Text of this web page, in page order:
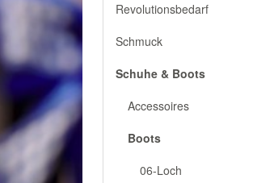
Revolutionsbedarf
Schmuck
Schuhe & Boots
Accessoires
Boots
06-Loch